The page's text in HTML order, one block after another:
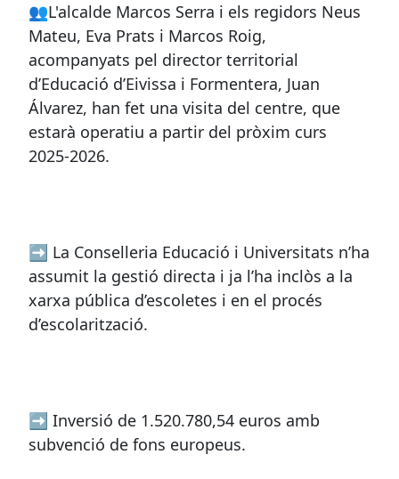
👥L'alcalde Marcos Serra i els regidors Neus
Mateu, Eva Prats i Marcos Roig,
acompanyats pel director territorial
d’Educació d’Eivissa i Formentera, Juan
Álvarez, han fet una visita del centre, que
estarà operatiu a partir del pròxim curs
2025-2026.
➡ La Conselleria Educació i Universitats n’ha
assumit la gestió directa i ja l’ha inclòs a la
xarxa pública d’escoletes i en el procés
d’escolarització.
➡ Inversió de 1.520.780,54 euros amb
subvenció de fons europeus.